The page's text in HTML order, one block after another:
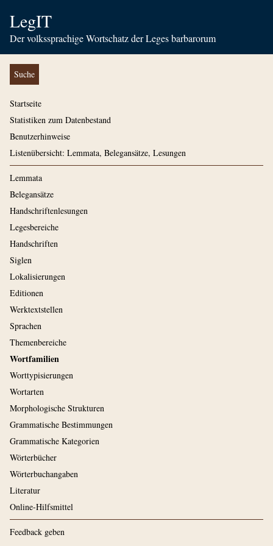
LegIT
Der volkssprachige Wortschatz der Leges barbarorum
Suche
Startseite
Statistiken zum Datenbestand
Benutzerhinweise
Listenübersicht: Lemmata, Belegansätze, Lesungen
Lemmata
Belegansätze
Handschriftenlesungen
Legesbereiche
Handschriften
Siglen
Lokalisierungen
Editionen
Werktextstellen
Sprachen
Themenbereiche
Wortfamilien
Worttypisierungen
Wortarten
Morphologische Strukturen
Grammatische Bestimmungen
Grammatische Kategorien
Wörterbücher
Wörterbuchangaben
Literatur
Online-Hilfsmittel
Feedback geben